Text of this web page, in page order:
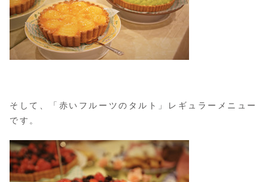
そして、「赤いフルーツのタルト」レギュラーメニュー
です。